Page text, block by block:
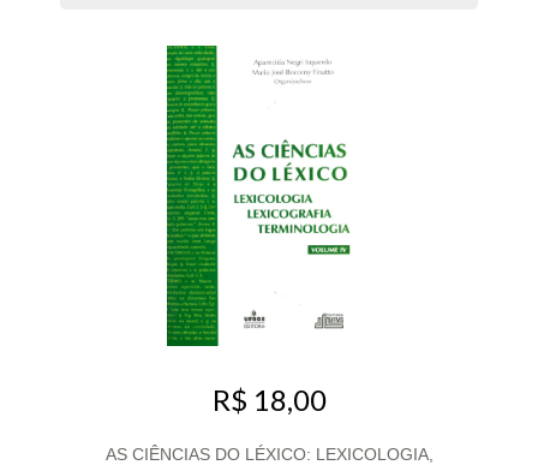
R$ 18,00
AS CIÊNCIAS DO LÉXICO: LEXICOLOGIA,